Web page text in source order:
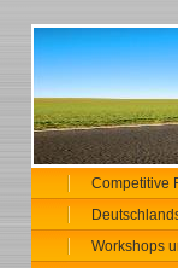
Competitive
Workshops